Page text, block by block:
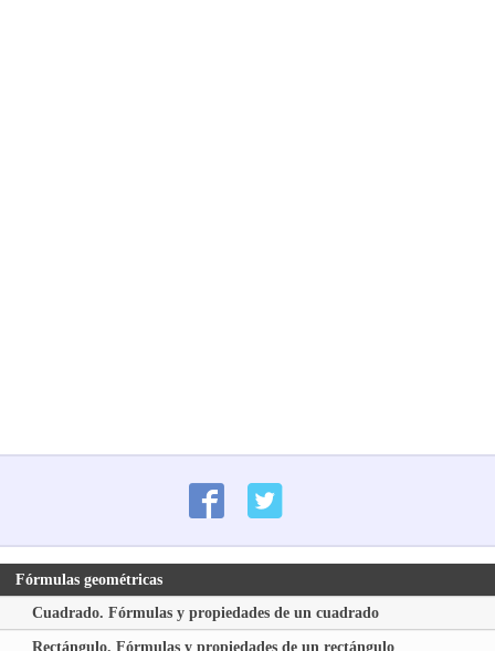
Fórmulas geométricas
Cuadrado. Fórmulas y propiedades de un cuadrado
Rectángulo. Fórmulas y propiedades de un rectángulo